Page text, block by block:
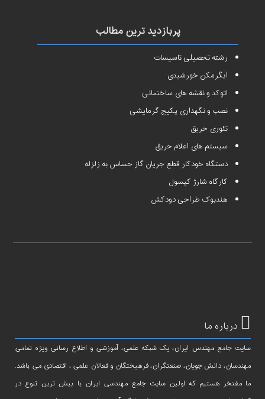
پربازدید ترین مطالب
رشته تحصیلی تاسیسات
آبگرمکن خورشیدی
اتوکد و نقشه های ساختمانی
نصب و نگهداری پکیج گرمایشی
تئوری حریق
سیستم های اعلام حریق
دستگاه خودکار قطع جریان گاز حساس به زلزله
کارگاه شارژ کپسول
هندبوک طراحی دودکش
درباره ما
سایت جامع مهندس ایران، یک شبکه علمی، آموزشی و اطلاع رسانی ویژه تمامی
مهندسان، دانش جویان، صنعتگران، فرهیختگان و فعالان علمی ، اقتصادی می باشد.
ما مفتخر هستیم که اولین سایت جامع مهندسی ایران با بیش ترین تنوع در